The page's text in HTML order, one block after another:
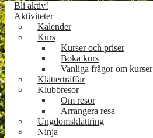
Bli aktiv!
Aktiviteter
Kalender
Kurs
Kurser och priser
Boka kurs
Vanliga frågor om kurser
Klätterträffar
Klubbresor
Om resor
Arrangera resa
Ungdomsklättring
Ninja